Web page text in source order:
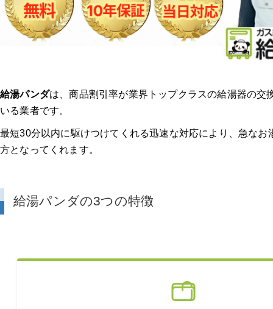
給湯パンダは、商品割引率が業界トップクラスの給湯器の交
いる業者です。
最短30分以内に駆けつけてくれる迅速な対応により、急なお
方となってくれます。
給湯パンダの3つの特徴